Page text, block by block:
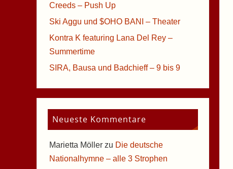
Creeds – Push Up
Ski Aggu und $OHO BANI – Theater
Kontra K featuring Lana Del Rey –
Summertime
SIRA, Bausa und Badchieff – 9 bis 9
Neueste Kommentare
Marietta Möllerzu Die deutsche
Nationalhymne – alle 3 Strophen